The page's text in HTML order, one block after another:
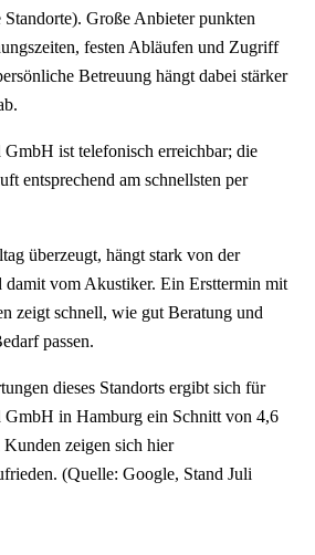
Standorte). Große Anbieter punkten
festen Abläufen und Zugriff
Betreuung hängt dabei stärker
ist telefonisch erreichbar; die
entsprechend am schnellsten per
überzeugt, hängt stark von der
damit vom Akustiker. Ein Ersttermin mit
zeigt schnell, wie gut Beratung und
passen.
dieses Standorts ergibt sich für
in Hamburg ein Schnitt von 4,6
zeigen sich hier
(Quelle: Google, Stand Juli